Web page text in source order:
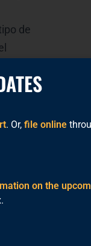
de
que
preparar su
se le
. Or, file online
on the